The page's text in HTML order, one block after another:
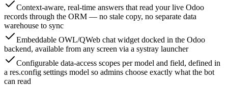
Context-aware, real-time answers that read your live Odoo
records through the ORM — no stale copy, no separate data
warehouse to sync
Embeddable OWL/QWeb chat widget docked in the Odoo
backend, available from any screen via a systray launcher
Configurable data-access scopes per model and field, defined in
a res.config settings model so admins choose exactly what the bot
can read